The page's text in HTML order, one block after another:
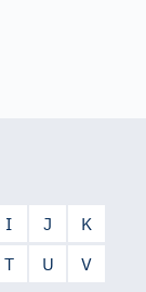
I J
K
T U
V